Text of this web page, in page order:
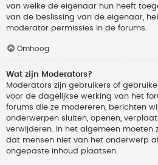
van welke de eigenaar hun heeft
van de beslissing van de eigenaar,
moderator permissies in de forums.
Omhoog
Wat zijn Moderators?
Moderators zijn gebruikers of
voor de dagelijkse werking van het
forums die ze modereren, berichten
onderwerpen sluiten, openen,
verwijderen. In het algemeen moeten
dat mensen niet van het onderwerp
ongepaste inhoud plaatsen.